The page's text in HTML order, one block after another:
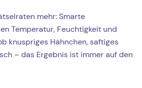
mehr: Smarte
Temperatur, Feuchtigkeit und
knuspriges Hähnchen, saftiges
– das Ergebnis ist immer auf den